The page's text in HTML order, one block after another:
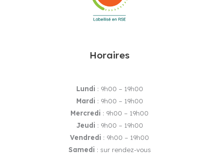
Horaires
Lundi : 9h00 – 19h00
Mardi : 9h00 – 19h00
Mercredi : 9h00 – 19h00
Jeudi : 9h00 – 19h00
Vendredi : 9h00 – 19h00
Samedi : sur rendez-vous